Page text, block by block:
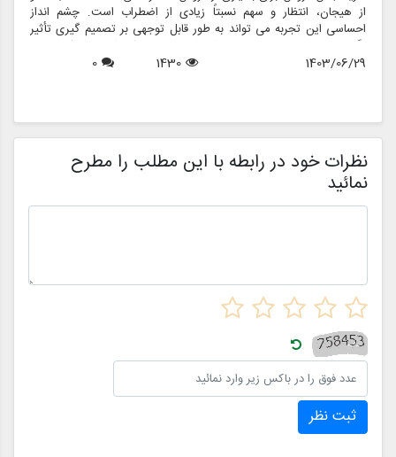
از هیجان، انتظار و سهم نسبتاً زیادی از اضطراب است. چشم انداز
احساسی این تجربه می تواند به طور قابل توجهی بر تصمیم گیری تأثیر
بگذارد و منجر به انتخاب هایی شود که نه تنها سبک شخصی بلکه عوامل
روانی عمیق تری را نیز منعکس می کند. در این مقاله، روانشناسی خرید
1403/06/29
1430
0
نظرات خود در رابطه با این مطلب را مطرح
نمائید
ثبت نظر